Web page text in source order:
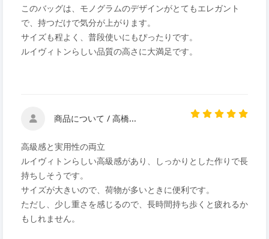
このバッグは、モノグラムのデザインがとてもエレガント
で、持つだけで気分が上がります。
サイズも程よく、普段使いにもぴったりです。
ルイヴィトンらしい品質の高さに大満足です。
商品について / 高橋...
高級感と実用性の両立
ルイヴィトンらしい高級感があり、しっかりとした作りで長
持ちしそうです。
サイズが大きいので、荷物が多いときに便利です。
ただし、少し重さを感じるので、長時間持ち歩くと疲れるか
もしれません。